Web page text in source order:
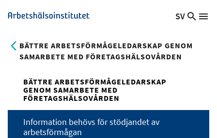
Hoppa
till
Arbetshälsoinstitutet
Växla
Aktuellt
språk:
SV
Sök
BÄTTRE ARBETSFÖRMÅGELEDARSKAP GENOM
SAMARBETE MED FÖRETAGSHÄLSOVÅRDEN
BÄTTRE ARBETSFÖRMÅGELEDARSKAP
GENOM SAMARBETE MED
FÖRETAGSHÄLSOVÅRDEN
Information behövs för stödjandet av
arbetsförmågan